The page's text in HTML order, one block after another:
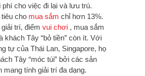
phí cho việc đi lại và lưu trú.
cho mua sắm chỉ hơn 13%.
trí, điểm vui chơi , mua sắm
khách Tây “bỏ tiền” còn ít. Với
tự của Thái Lan, Singapore, họ
Tây “móc túi” bởi các sản
mang tính giải trí đa dạng.